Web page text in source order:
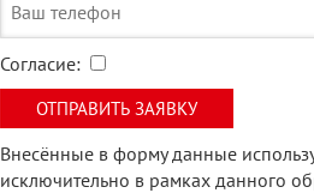
Согласие:
Внесённые в форму данные
исключительно в рамках данного